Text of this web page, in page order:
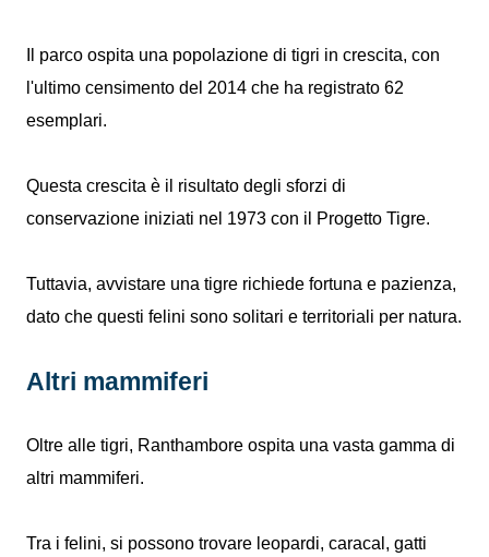
Il parco ospita una popolazione di tigri in crescita, con
l'ultimo censimento del 2014 che ha registrato 62
esemplari.
Questa crescita è il risultato degli sforzi di
conservazione iniziati nel 1973 con il Progetto Tigre.
Tuttavia, avvistare una tigre richiede fortuna e pazienza,
dato che questi felini sono solitari e territoriali per natura.
Altri mammiferi
Oltre alle tigri, Ranthambore ospita una vasta gamma di
altri mammiferi.
Tra i felini, si possono trovare leopardi, caracal, gatti